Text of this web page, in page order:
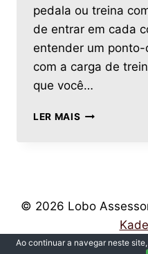
pedala ou treina
de entrar em cada
entender um
com a carga de
que você…
LER MAIS
© 2026 Lobo
Ao continuar a navegar neste